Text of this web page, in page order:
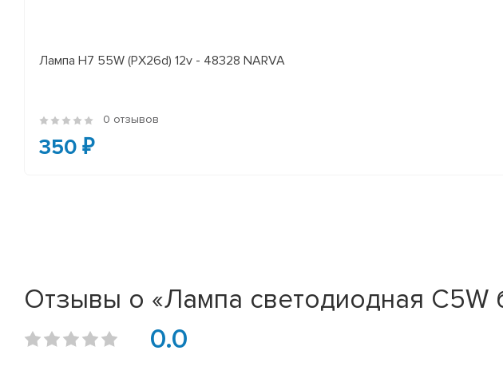
Лампа H7 55W (PX26d) 12v - 48328 NARVA
0 отзывов
350 ₽
Отзывы о «Лампа светодиодная C5W
0.0